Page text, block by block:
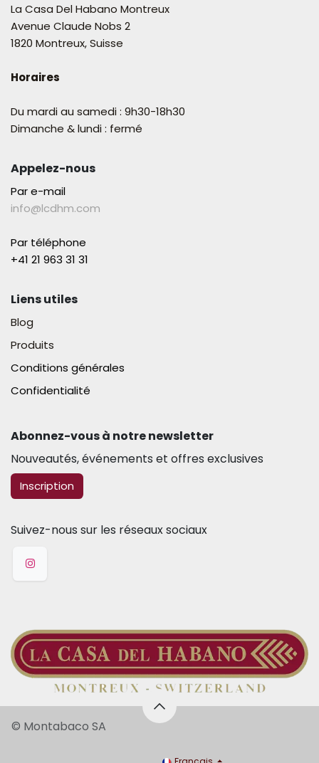
La Casa Del Habano Montreux
Avenue Claude Nobs 2
1820 Montreux, Suisse
Horaires
Du mardi au samedi : 9h30-18h30
Dimanche & lundi : fermé
Appelez-nous
Par e-mail
info@lcdhm.com
Par téléphone
+41 21 963 31 31​
Liens utiles
Blog
Produits
Conditions générales
Confidentialité
Abonnez-vous à notre newsletter​
Nouveautés, événements et offres exclusives
​​​​Inscription
Suivez-nous sur les réseaux sociaux
© Montabaco SA